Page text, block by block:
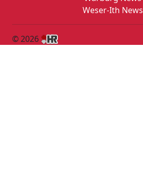
Weser-Ith News
© 2026